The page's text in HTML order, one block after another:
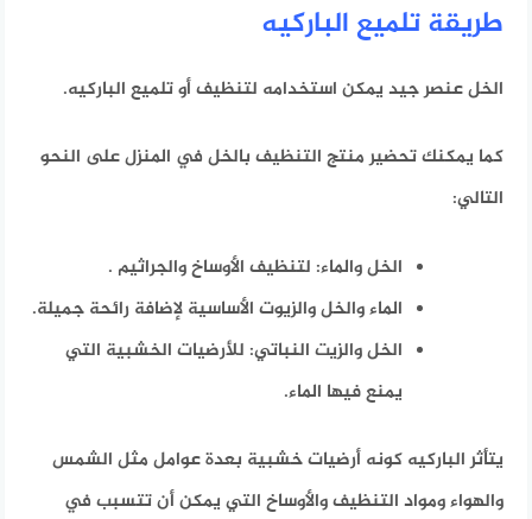
طريقة تلميع الباركيه
الخل عنصر جيد يمكن استخدامه لتنظيف أو تلميع الباركيه.
كما يمكنك تحضير منتج التنظيف بالخل في المنزل على النحو
التالي:
الخل والماء: لتنظيف الأوساخ والجراثيم .
الماء والخل والزيوت الأساسية لإضافة رائحة جميلة.
الخل والزيت النباتي: للأرضيات الخشبية التي
يمنع فيها الماء.
يتأثر الباركيه كونه أرضيات خشبية بعدة عوامل مثل الشمس
والهواء ومواد التنظيف والأوساخ التي يمكن أن تتسبب في